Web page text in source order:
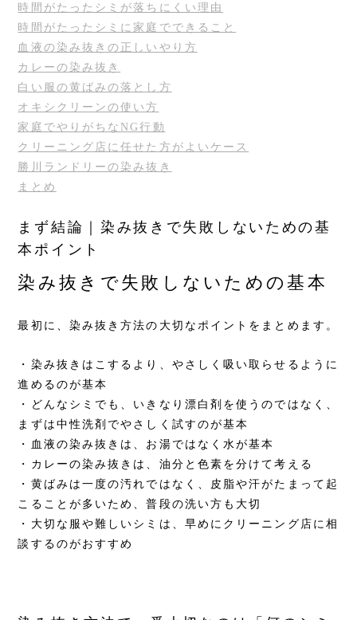
時間がたったシミが落ちにくい理由
時間がたったシミに家庭でできること
血液の染み抜きの正しいやり方
カレーの染み抜き
白い服の黄ばみの落とし方
オキシクリーンの使い方
家庭でやりがちなNG行動
クリーニング店に任せた方がよいケース
勝川ランドリーの染み抜き
まとめ
まず結論｜染み抜きで失敗しないための基
本ポイント
染み抜きで失敗しないための基本
最初に、染み抜き方法の大切なポイントをまとめます。
・染み抜きはこするより、やさしく吸い取らせるように
進めるのが基本
・どんなシミでも、いきなり漂白剤を使うのではなく、
まずは中性洗剤でやさしく試すのが基本
・血液の染み抜きは、お湯ではなく水が基本
・カレーの染み抜きは、油分と色素を分けて考える
・黄ばみは一度の汚れではなく、皮脂や汗がたまって起
こることが多いため、普段の洗い方も大切
・大切な服や難しいシミは、早めにクリーニング店に相
談するのがおすすめ